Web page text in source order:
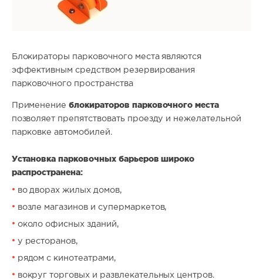
Блокираторы парковочного места являются
эффективным средством резервирования
парковочного пространства
Применениеблокираторов парковочного места
позволяет препятствовать проезду и нежелательной
парковке автомобилей.
Установка парковочных барьеров широко
распространена:
во дворах жилых домов,
возле магазинов и супермаркетов,
около офисных зданий,
у ресторанов,
рядом с кинотеатрами,
вокруг торговых и развлекательных центров.